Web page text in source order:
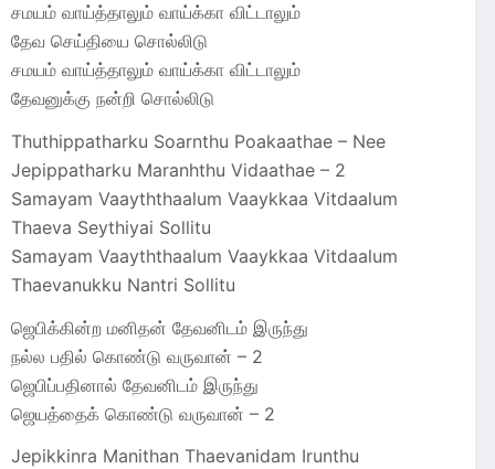
சமயம் வாய்த்தாலும் வாய்க்கா விட்டாலும்
தேவ செய்தியை சொல்லிடு
சமயம் வாய்த்தாலும் வாய்க்கா விட்டாலும்
தேவனுக்கு நன்றி சொல்லிடு
Thuthippatharku Soarnthu Poakaathae – Nee
Jepippatharku Maranhthu Vidaathae – 2
Samayam Vaayththaalum Vaaykkaa Vitdaalum
Thaeva Seythiyai Sollitu
Samayam Vaayththaalum Vaaykkaa Vitdaalum
Thaevanukku Nantri Sollitu
ஜெபிக்கின்ற மனிதன் தேவனிடம் இருந்து
நல்ல பதில் கொண்டு வருவான் – 2
ஜெபிப்பதினால் தேவனிடம் இருந்து
ஜெயத்தைக் கொண்டு வருவான் – 2
Jepikkinra Manithan Thaevanidam Irunthu